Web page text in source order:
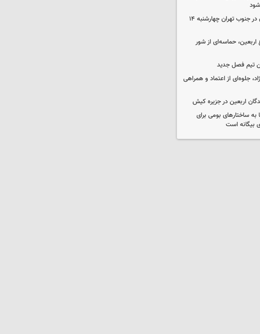
رهن و اجاره آپارتمان در جنوب تهران چهارشنبه ۱۴
اربعین، حماسه‌ای از شور
تیم فصل جدید
جلوه‌ای از اعتماد و همراهی
اربعین در جزیره کیش
به ساختارهای بومی برای
بیگانه است